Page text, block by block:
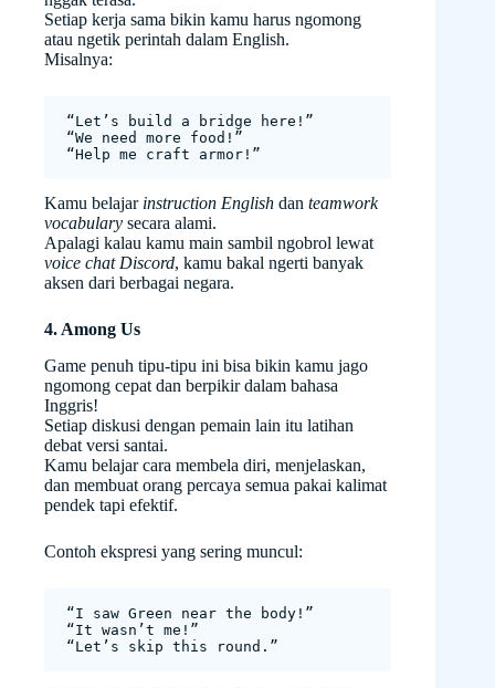
Setiap kerja sama bikin kamu harus ngomong
atau ngetik perintah dalam English.
Misalnya:
“Let’s build a bridge here!”
“We need more food!”
“Help me craft armor!”
Kamu belajar instruction English dan teamwork
vocabulary secara alami.
Apalagi kalau kamu main sambil ngobrol lewat
voice chat Discord, kamu bakal ngerti banyak
aksen dari berbagai negara.
4. Among Us
Game penuh tipu-tipu ini bisa bikin kamu jago
ngomong cepat dan berpikir dalam bahasa
Inggris!
Setiap diskusi dengan pemain lain itu latihan
debat versi santai.
Kamu belajar cara membela diri, menjelaskan,
dan membuat orang percaya semua pakai kalimat
pendek tapi efektif.
Contoh ekspresi yang sering muncul:
“I saw Green near the body!”
“It wasn’t me!”
“Let’s skip this round.”